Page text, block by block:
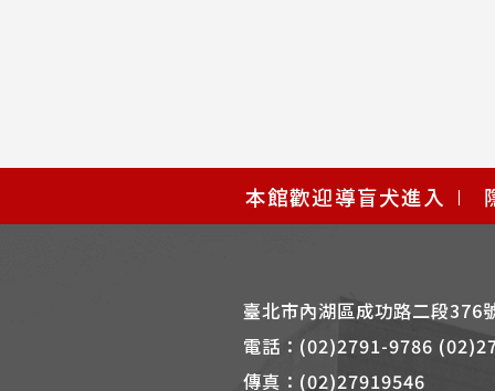
本館歡迎導盲犬進入
臺北市內湖區成功路二段376
電話： (02)2791-9786
傳真： (02)27919546